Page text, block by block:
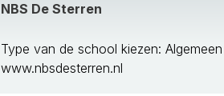
NBS De Sterren
Type van de school kiezen:
www.nbsdesterren.nl